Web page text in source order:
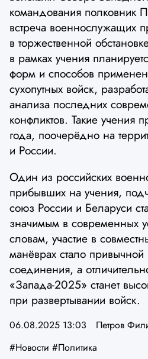
командования полковник
встреча военнослужащих
в торжественной
в рамках учения
форм и способов
сухопутных войск,
анализа последних
конфликтов. Такие учения
года, поочерёдно на
и России.
Один из российских
прибывших на учения,
союз России и Беларуси
значимым в современных
словам, участие в
манёврах стало привычной
соединения, а
«Запада-2025» станет
при развертывании войск.
06.08.2025 13:03
Петров
#Новости #Политика